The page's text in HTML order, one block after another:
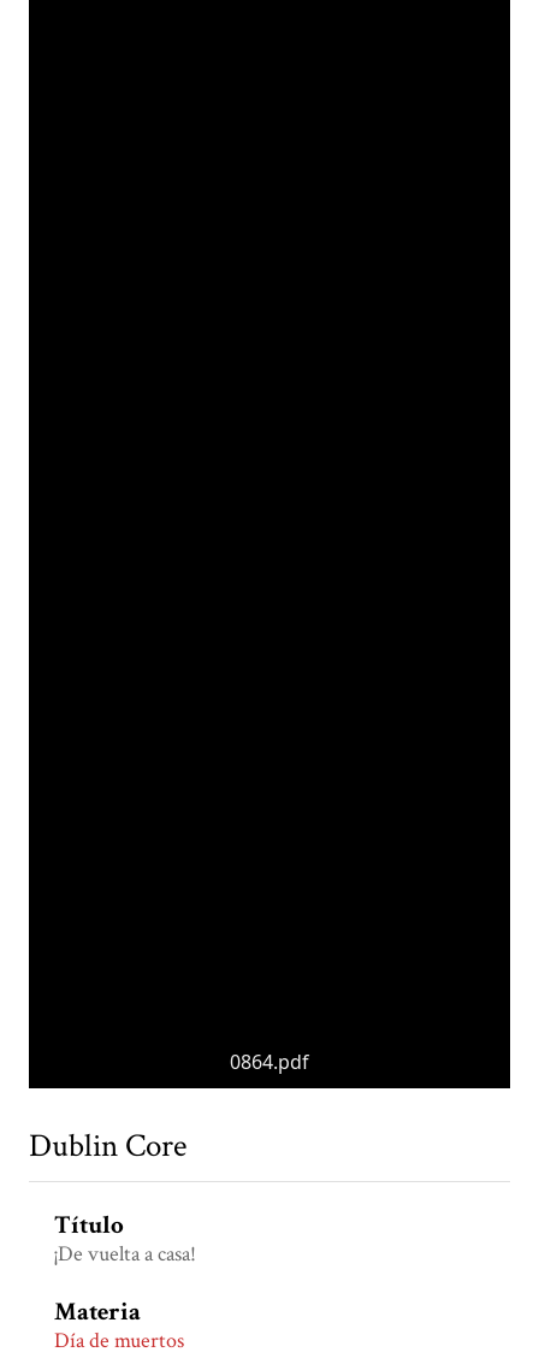
0864.pdf
Dublin Core
Título
¡De vuelta a casa!
Materia
Día de muertos